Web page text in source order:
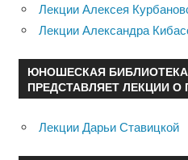
Лекции Алексея
Лекции Александра
ЮНОШЕСКАЯ БИБЛИОТЕКА
ПРЕДСТАВЛЯЕТ ЛЕКЦИИ О
Лекции Дарьи Ставицкой